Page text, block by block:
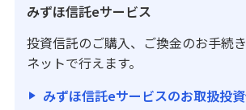
みずほ信託eサービス
投資信託のご購入、ご換金のお手続
ネットで行えます。
みずほ信託eサービスのお取扱投